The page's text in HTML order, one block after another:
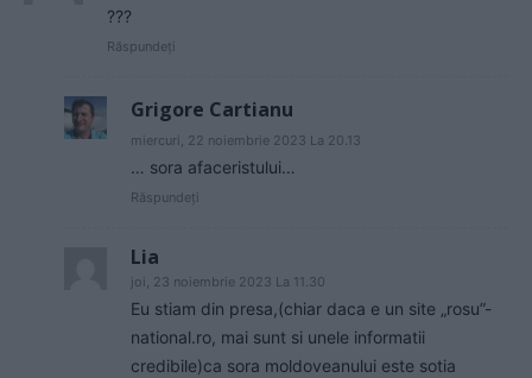
???
Răspundeți
Grigore Cartianu
miercuri, 22 noiembrie 2023 La 20.13
… sora afaceristului…
Răspundeți
Lia
joi, 23 noiembrie 2023 La 11.30
Eu stiam din presa,(chiar daca e un site „rosu”-
national.ro, mai sunt si unele informatii
credibile)ca sora moldoveanului este sotia